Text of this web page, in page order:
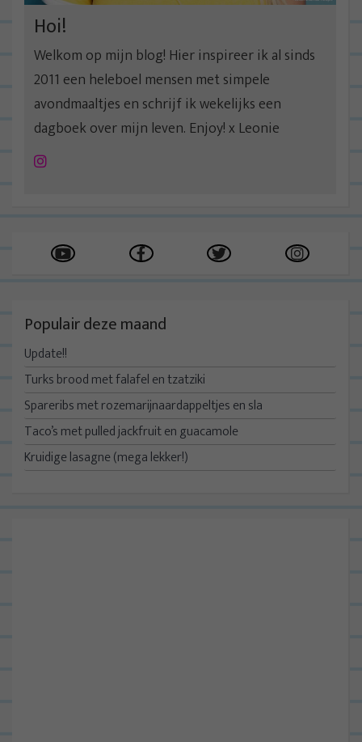
Hoi!
Welkom op mijn blog! Hier inspireer ik al sinds
2011 een heleboel mensen met simpele
avondmaaltjes en schrijf ik wekelijks een
dagboek over mijn leven. Enjoy! x Leonie
Instagram
Populair deze maand
Update!!
Turks brood met falafel en tzatziki
Spareribs met rozemarijnaardappeltjes en sla
Taco’s met pulled jackfruit en guacamole
Kruidige lasagne (mega lekker!)